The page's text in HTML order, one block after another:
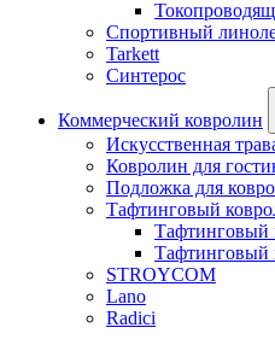
Спортивный
Tarkett
Синтерос
Коммерческий ковролин
Искусственная
Ковролин для
Подложка для
Тафтинговый
Тафтинговый
Тафтинговый
STROYCOM
Lano
Radici